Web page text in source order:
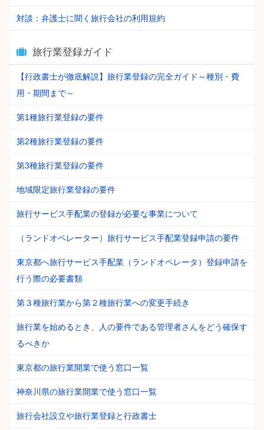
対談：弁護士に聞く旅行会社の利用規約
旅行業登録ガイド
【行政書士が徹底解説】旅行業登録の完全ガイド～種別・費
用・期間まで～
第1種旅行業登録の要件
第2種旅行業登録の要件
第3種旅行業登録の要件
地域限定旅行業登録の要件
旅行サービス手配業の登録が必要な事業について
（ランドオペレーター）旅行サービス手配業登録申請の要件
東京都へ旅行サービス手配業（ランドオペレータ）登録申請を
行う際の必要書類
第３種旅行業から第２種旅行業への変更手続き
旅行業を始めるとき、人の要件である管理者さんをどう確保す
るべきか
東京都の旅行業開業で使う窓口一覧
神奈川県の旅行業開業で使う窓口一覧
旅行会社設立や旅行業登録と行政書士